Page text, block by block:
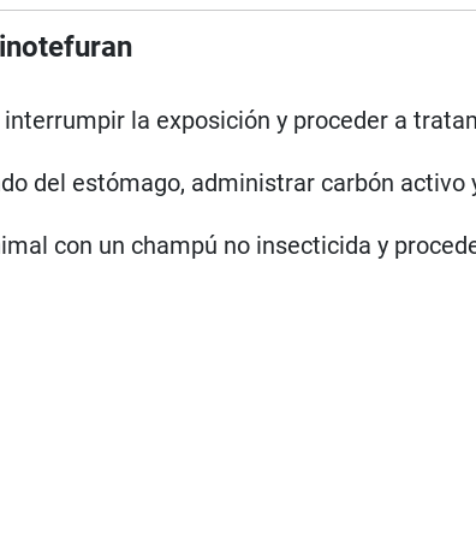
la exposición y proceder a
del estómago, administrar carbón activo
con un champú no insecticida y